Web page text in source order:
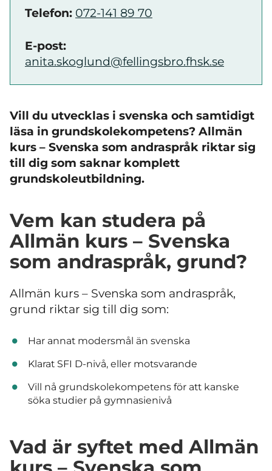
Telefon: 072-141 89 70
E-post:
anita.skoglund@fellingsbro.fhsk.se
Vill du utvecklas i svenska och samtidigt
läsa in grundskolekompetens? Allmän
kurs – Svenska som andraspråk riktar sig
till dig som saknar komplett
grundskoleutbildning.
Vem kan studera på
Allmän kurs – Svenska
som andraspråk, grund?
Allmän kurs – Svenska som andraspråk,
grund riktar sig till dig som:
Har annat modersmål än svenska
Klarat SFI D-nivå, eller motsvarande
Vill nå grundskolekompetens för att kanske
söka studier på gymnasie­nivå
Vad är syftet med Allmän